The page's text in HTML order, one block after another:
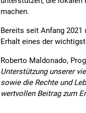
machen.
Bereits seit Anfang 2021
Erhalt eines der
Roberto Maldonado,
Unterstützung unserer
sowie die Rechte und
wertvollen Beitrag zum